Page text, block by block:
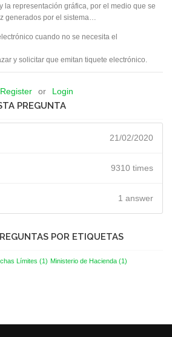
la representación gráfica, por el medio que se
generados por el sistema…
cuando no se necesita el
y solicitar que emitan tiquete electrónico.
Register or Login
PREGUNTA
21/02/2020
9310 times
1 answer
POR ETIQUETAS
Límites (1) Ministerio de Hacienda (1)